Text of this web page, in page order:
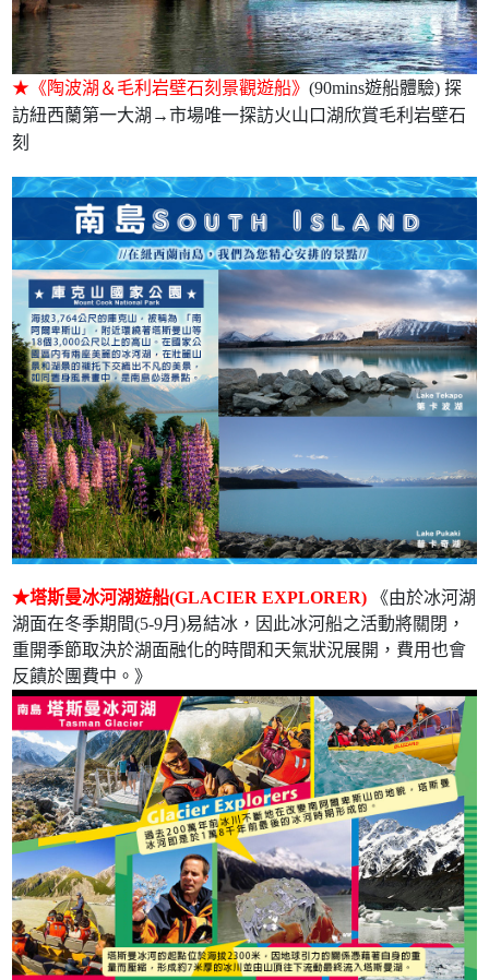
★《陶波湖＆毛利岩壁石刻景觀遊船》(90mins遊船體驗) 探
訪紐西蘭第一大湖→市場唯一探訪火山口湖欣賞毛利岩壁石
刻
★塔斯曼冰河湖遊船(GLACIER EXPLORER) 《由於冰河湖
湖面在冬季期間(5-9月)易結冰，因此冰河船之活動將關閉，
重開季節取決於湖面融化的時間和天氣狀況展開，費用也會
反饋於團費中。》